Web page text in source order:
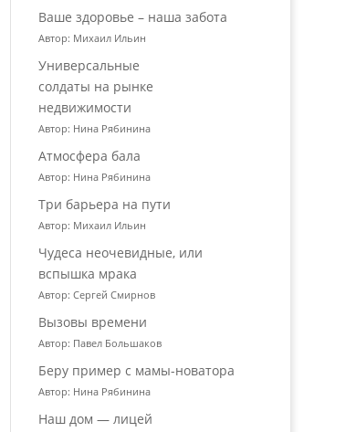
Ваше здоровье – наша забота
Автор: Михаил Ильин
Универсальные
солдаты на рынке
недвижимости
Автор: Нина Рябинина
Атмосфера бала
Автор: Нина Рябинина
Три барьера на пути
Автор: Михаил Ильин
Чудеса неочевидные, или
вспышка мрака
Автор: Сергей Смирнов
Вызовы времени
Автор: Павел Большаков
Беру пример с мамы-новатора
Автор: Нина Рябинина
Наш дом — лицей